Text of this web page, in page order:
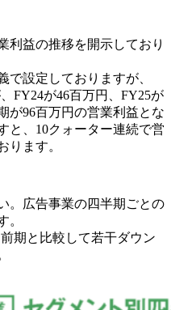
利益の推移を開示しており
で設定しておりますが、
FY24が46百万円、FY25が
が96百万円の営業利益とな
と、10クォーター連続で営
ります。
。広告事業の四半期ごとの
。
期と比較して若干ダウン